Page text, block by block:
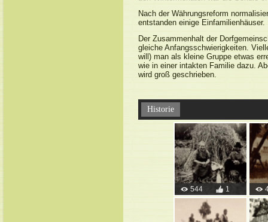
Nach der Währungsreform
entstanden einige
Der Zusammenhalt der
gleiche Anfangsschwierigkeiten.
will) man als kleine Gruppe etwas
wie in einer intakten Familie dazu.
wird groß geschrieben.
Historie
544 1